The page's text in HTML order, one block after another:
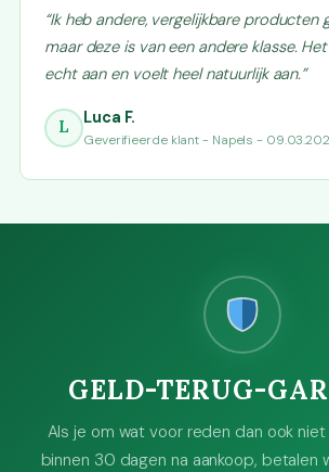
“Ik heb andere, vergelijkbare producten
maar deze is van een andere klasse.
echt aan en voelt heel natuurlijk aan.”
L
Luca F.
Geverifieerde klant - Napels -
GELD-TERUG-
Als je om wat voor reden dan ook
binnen 30 dagen na aankoop, betalen